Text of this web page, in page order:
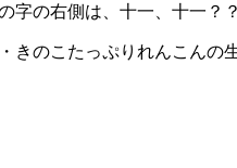
字の右側は、十一、十一？
きのこたっぷりれんこんの